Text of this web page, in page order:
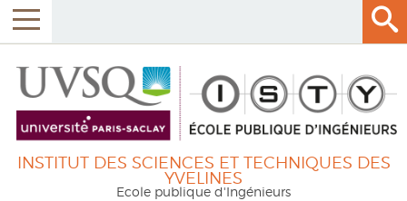
INSTITUT DES SCIENCES ET TECHNIQUES DES
YVELINES
Ecole publique d'Ingénieurs